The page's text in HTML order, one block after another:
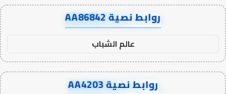
روابط نصية AA86842
عالم الشباب
روابط نصية AA4203